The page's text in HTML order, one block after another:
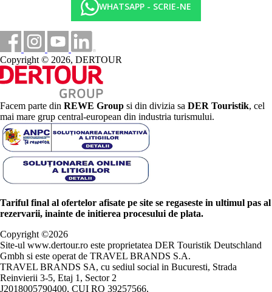
WHATSAPP - SCRIE-NE
Copyright © 2026, DERTOUR
Facem parte din REWE Group si din divizia sa DER Touristik, cel
mai mare grup central-european din industria turismului.
Tariful final al ofertelor afisate pe site se regaseste in ultimul pas al
rezervarii, inainte de initierea procesului de plata.
Copyright ©2026
Site-ul www.dertour.ro este proprietatea DER Touristik Deutschland
Gmbh si este operat de TRAVEL BRANDS S.A.
TRAVEL BRANDS SA, cu sediul social in Bucuresti, Strada
Reinvierii 3-5, Etaj 1, Sector 2
J2018005790400, CUI RO 39257566.